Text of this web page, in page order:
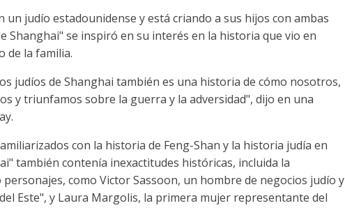
un judío estadounidense y está criando a sus hijos con ambas
Shanghai" se inspiró en su interés en la historia que vio en
de la familia.
judíos de Shanghai también es una historia de cómo nosotros,
y triunfamos sobre la guerra y la adversidad", dijo en una
con la historia de Feng-Shan y la historia judía en
también contenía inexactitudes históricas, incluida la
como Victor Sassoon, un hombre de negocios judío y
Este", y Laura Margolis, la primera mujer representante del